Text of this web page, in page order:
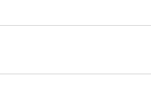
επιδείνωση.